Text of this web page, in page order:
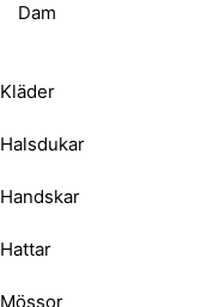
Dam
Kläder
Halsdukar
Handskar
Hattar
Mössor